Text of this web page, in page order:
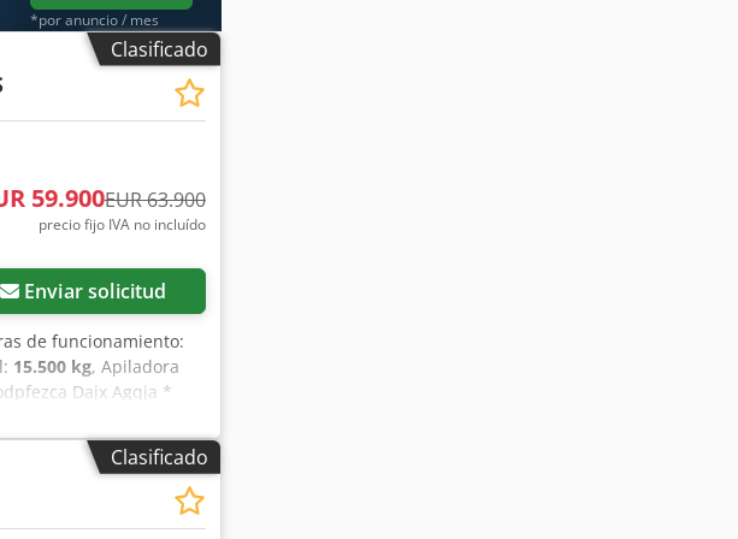
en las versiones MC
lateral, 3.ª válvula,
*por anuncio / mes
Clasificado
59.900EUR 63.900
precio fijo IVA no incluído
Enviar solicitud
de funcionamiento:
15.500 kg, Apiladora
Dajx Agqja *
de funcionamiento:
máxima de
individual con 1
telescópica de 3
15-21 mm, distancia
Clasificado